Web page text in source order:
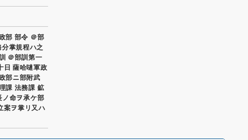
部 部令 ＠部
掌規程ハ之
＠部訓第一
日 薩哈嗹軍政
部ニ部附武
課 法務課 鉱
ノ命ヲ承ケ部
案ヲ掌リ又ハ